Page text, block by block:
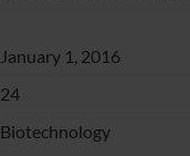
January 1, 2016
24
Biotechnology